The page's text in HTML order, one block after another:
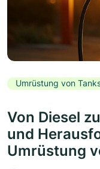
Umrüstung von
Von Diesel
und
Umrüstung